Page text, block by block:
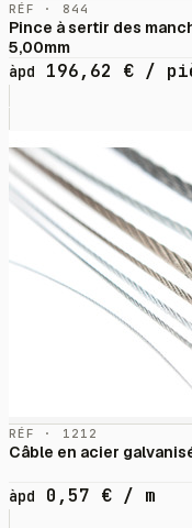
RÉF · 844
Pince à sertir des
5,00mm
àpd
196,62 € /
RÉF · 1212
Câble en acier
àpd 0,57 € / m